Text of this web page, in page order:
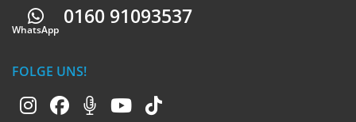
Whatsapp
WhatsApp
0160 91093537
FOLGE UNS!